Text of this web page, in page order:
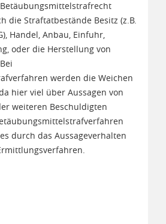
die Straftatbestände Besitz (z.B.
Handel, Anbau, Einfuhr,
oder die Herstellung von
werden die Weichen
hier viel über Aussagen von
weiteren Beschuldigten
durch das Aussageverhalten